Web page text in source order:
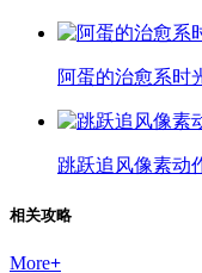
阿蛋的治愈系时
跳跃追风像素动
相关攻略
More+